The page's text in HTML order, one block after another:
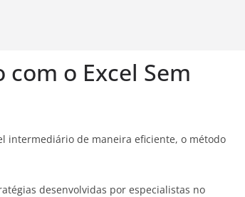
o Excel Sem
intermediário de maneira eficiente, o método
desenvolvidas por especialistas no